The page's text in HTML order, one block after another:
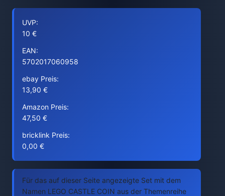
UVP:
10 €
EAN:
5702017060958
ebay Preis:
13,90 €
Amazon Preis:
47,50 €
bricklink Preis:
0,00 €
Für das auf dieser Seite angezeigte Set mit dem
Namen LEGO CASTLE COIN aus der Themenreihe